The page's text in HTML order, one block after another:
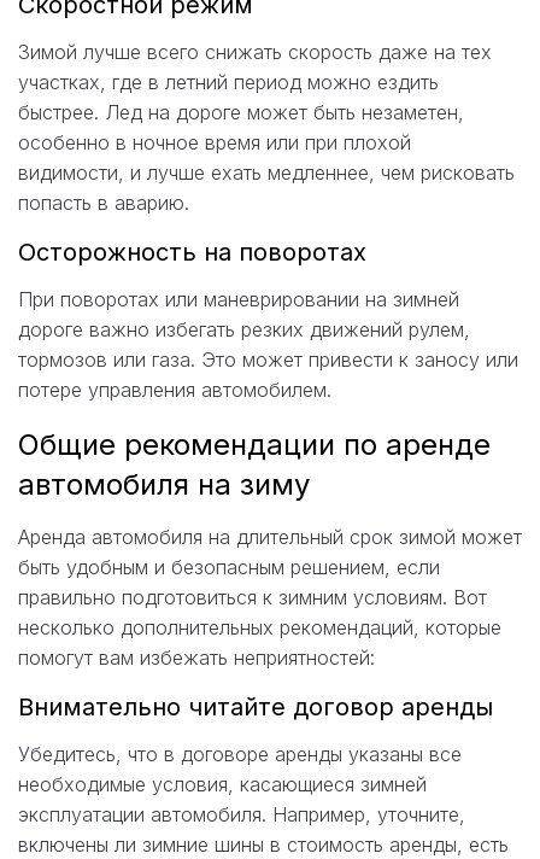
Зимой лучше всего снижать скорость даже на тех
участках, где в летний период можно ездить
быстрее. Лед на дороге может быть незаметен,
особенно в ночное время или при плохой
видимости, и лучше ехать медленнее, чем рисковать
попасть в аварию.
Осторожность на поворотах
При поворотах или маневрировании на зимней
дороге важно избегать резких движений рулем,
тормозов или газа. Это может привести к заносу или
потере управления автомобилем.
Общие рекомендации по аренде
автомобиля на зиму
Аренда автомобиля на длительный срок зимой может
быть удобным и безопасным решением, если
правильно подготовиться к зимним условиям. Вот
несколько дополнительных рекомендаций, которые
помогут вам избежать неприятностей:
Внимательно читайте договор аренды
Убедитесь, что в договоре аренды указаны все
необходимые условия, касающиеся зимней
эксплуатации автомобиля. Например, уточните,
включены ли зимние шины в стоимость аренды, есть